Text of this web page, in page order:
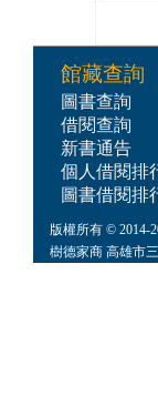
館藏查詢
圖書查詢
借閱查詢
新書通告
個人借閱排
圖書借閱排
版權所有 © 2014-
樹德家商 高雄市